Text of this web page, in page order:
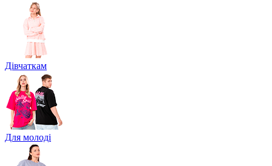
Дівчаткам
Для молоді